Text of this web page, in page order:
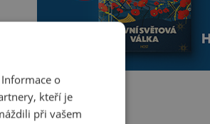
o
kteří je
při vašem